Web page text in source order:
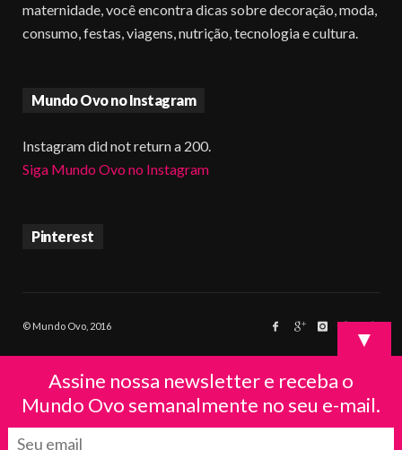
maternidade, você encontra dicas sobre decoração, moda,
consumo, festas, viagens, nutrição, tecnologia e cultura.
Mundo Ovo no Instagram
Instagram did not return a 200.
Siga Mundo Ovo no Instagram
Pinterest
© Mundo Ovo, 2016 ▼
Assine nossa newsletter e receba o
Mundo Ovo semanalmente no seu e-mail.